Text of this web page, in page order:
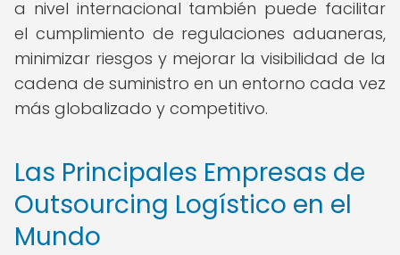
a nivel internacional también puede facilitar
el cumplimiento de regulaciones aduaneras,
minimizar riesgos y mejorar la visibilidad de la
cadena de suministro en un entorno cada vez
más globalizado y competitivo.
Las Principales Empresas de
Outsourcing Logístico en el
Mundo